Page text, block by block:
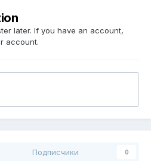
later. If you have an account,
account.
Подписчики 0